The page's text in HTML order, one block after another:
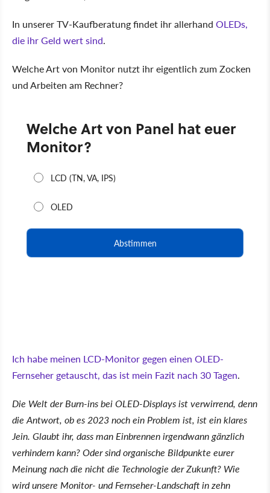
In unserer TV-Kaufberatung findet ihr allerhand OLEDs,
die ihr Geld wert sind.
Welche Art von Monitor nutzt ihr eigentlich zum Zocken
und Arbeiten am Rechner?
Ich habe meinen LCD-Monitor gegen einen OLED-
Fernseher getauscht, das ist mein Fazit nach 30 Tagen.
Die Welt der Burn-ins bei OLED-Displays ist verwirrend, denn
die Antwort, ob es 2023 noch ein Problem ist, ist ein klares
Jein. Glaubt ihr, dass man Einbrennen irgendwann gänzlich
verhindern kann? Oder sind organische Bildpunkte eurer
Meinung nach die nicht die Technologie der Zukunft? Wie
wird unsere Monitor- und Fernseher-Landschaft in zehn